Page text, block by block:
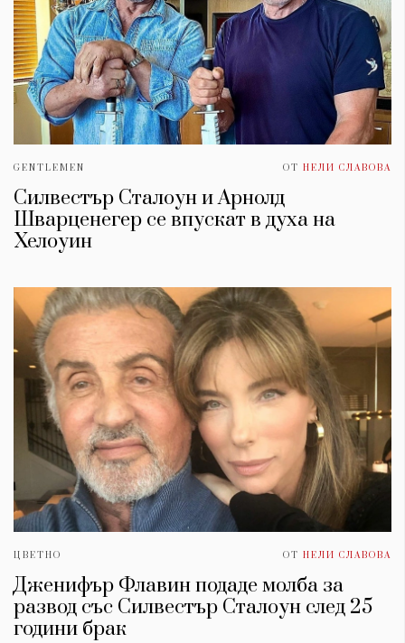
GENTLEMEN ОТ НЕЛИ СЛАВОВА
Силвестър Сталоун и Арнолд
Шварценегер се впускат в духа на
Хелоуин
ЦВЕТНО ОТ НЕЛИ СЛАВОВА
Дженифър Флавин подаде молба за
развод със Силвестър Сталоун след 25
години брак